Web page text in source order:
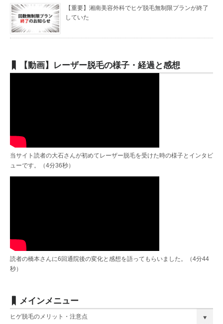
【重要】湘南美容外科でヒゲ脱毛無制限プランが終了
していた
【動画】レーザー脱毛の様子・経過と感想
当サイト読者の大石さんが初めてレーザー脱毛を受けた時の様子とインタビ
ューです。（4分36秒）
読者の橋本さんに6回通院後の変化と感想を語ってもらいました。（4分44
秒）
メインメニュー
ヒゲ脱毛のメリット・注意点